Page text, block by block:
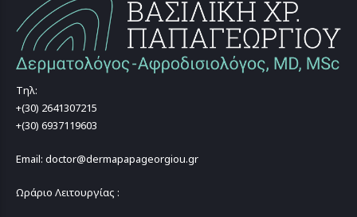
Τηλ:
+(30) 2641307215
+(30) 6937119603
Email: doctor@dermapapageorgiou.gr
Ωράριο Λειτουργίας :